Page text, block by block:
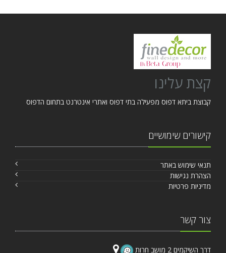
קצת עלינו
קבוצת ביתא דפוס מפעילה בתי דפוס ואתרי אינטרנט בתחום הדפוס
קישורים שימושיים
תנאי שימוש באתר
הצהרת נגישות
מדיניות פרטיות
צור קשר
דרך השיקמים 2 מושב חרות